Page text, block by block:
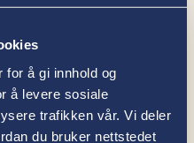
for å gi innhold og
å levere sosiale
trafikken vår. Vi deler
du bruker nettstedet
Thallaug ANS
Thallaug ANS
på
ved Romsdal